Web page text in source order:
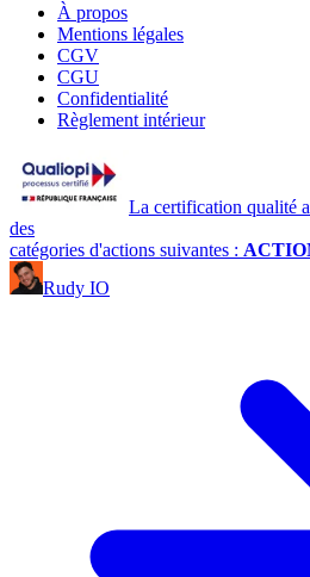
À propos
Mentions légales
CGV
CGU
Confidentialité
Règlement intérieur
La certification qualité
des
catégories d'actions suivantes :
Rudy IO